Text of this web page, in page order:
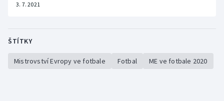
Veslování
3. 7. 2021
ŠTÍTKY
Mistrovství Evropy ve fotbale Fotbal ME ve fotbale 2020